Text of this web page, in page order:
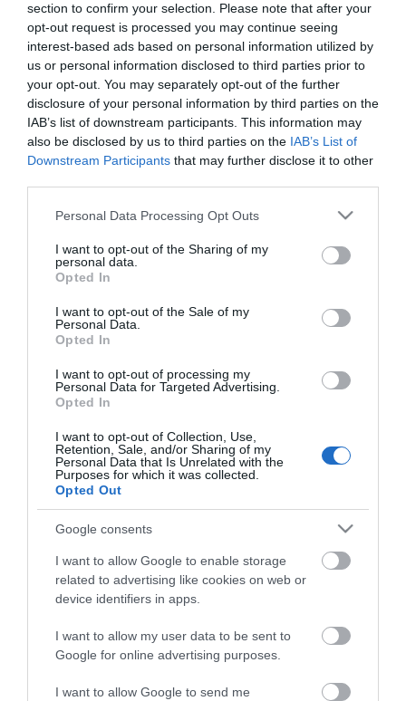
section to confirm your selection. Please note that after your
opt-out request is processed you may continue seeing
interest-based ads based on personal information utilized by
us or personal information disclosed to third parties prior to
your opt-out. You may separately opt-out of the further
disclosure of your personal information by third parties on the
IAB’s list of downstream participants. This information may
also be disclosed by us to third parties on the IAB’s List of
Downstream Participants that may further disclose it to other
Please note that this website/app uses one or more Google
not limited to your visit or usage behaviour. You may click to
grant or deny consent to Google and its third-party tags to
use your data for below specified purposes in below Google
consent section.
Personal Data Processing Opt Outs
I want to opt-out of the Sharing of my
personal data.
Opted In
I want to opt-out of the Sale of my
Personal Data.
Opted In
I want to opt-out of processing my
Personal Data for Targeted Advertising.
Opted In
I want to opt-out of Collection, Use,
Retention, Sale, and/or Sharing of my
Personal Data that Is Unrelated with the
Purposes for which it was collected.
Opted Out
Google consents
I want to allow Google to enable storage
related to advertising like cookies on web or
device identifiers in apps.
I want to allow my user data to be sent to
Google for online advertising purposes.
I want to allow Google to send me
Διαθέσιμο από 4 έως 10 ημέρες
ΚΩΔΙΚΟΣ: 3302S0.0.75
ΧΑΡΑΚΤΗΡΙΣΤΙΚΆ
ΕΠΙΚΟΙΝΩΝΊΑ